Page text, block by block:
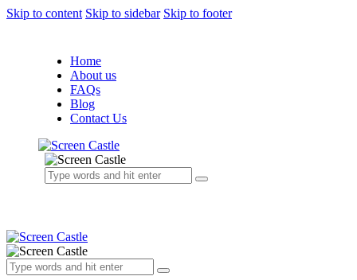
Skip to content Skip to sidebar Skip to footer
Home
About us
FAQs
Blog
Contact Us